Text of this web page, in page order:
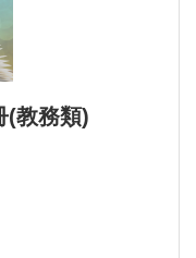
(教務類)